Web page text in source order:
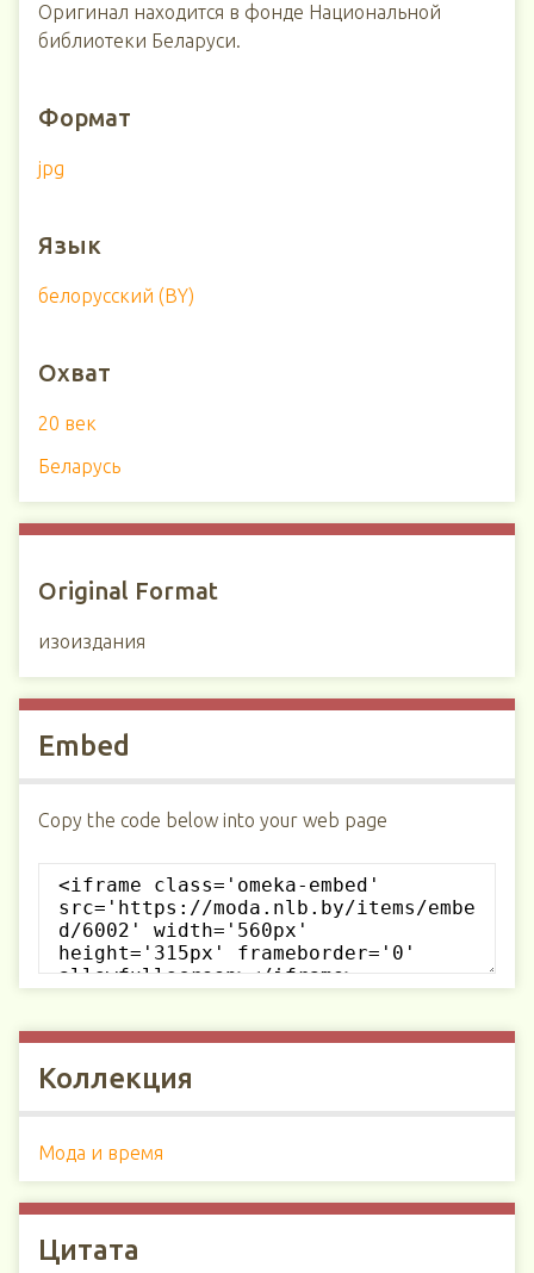
Оригинал находится в фонде Национальной
библиотеки Беларуси.
Формат
jpg
Язык
белорусский (BY)
Охват
20 век
Беларусь
Original Format
изоиздания
Embed
Copy the code below into your web page
Коллекция
Мода и время
Цитата